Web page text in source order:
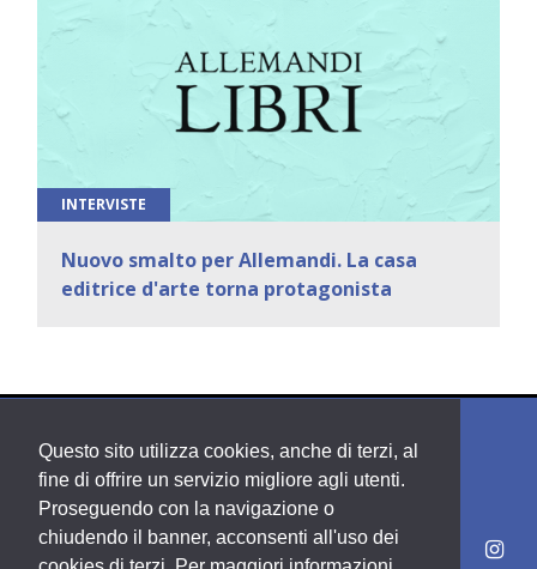
Questo sito utilizza cookies, anche di terzi, al
fine di offrire un servizio migliore agli utenti.
Proseguendo con la navigazione o
chiudendo il banner, acconsenti all'uso dei
INTERVISTE
Nuovo smalto per Allemandi. La casa
editrice d'arte torna protagonista